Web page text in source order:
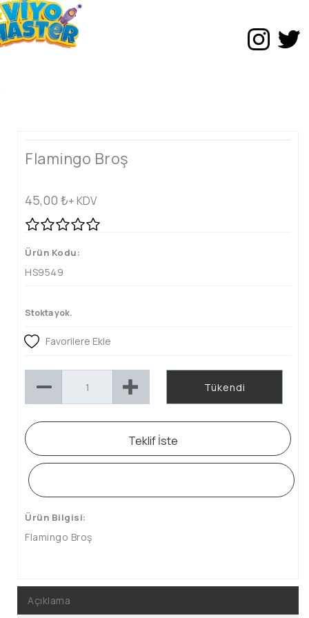
Flamingo Broş
45,00 ₺+ KDV
Ürün Kodu:
HS9549
Stokta yok.
Favorilere Ekle
Tükendi
Teklif İste
Ürün Bilgisi:
Flamingo Broş
Açıklama